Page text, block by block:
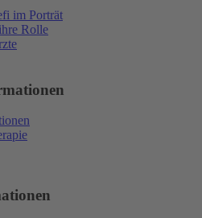
im Porträt
Rolle